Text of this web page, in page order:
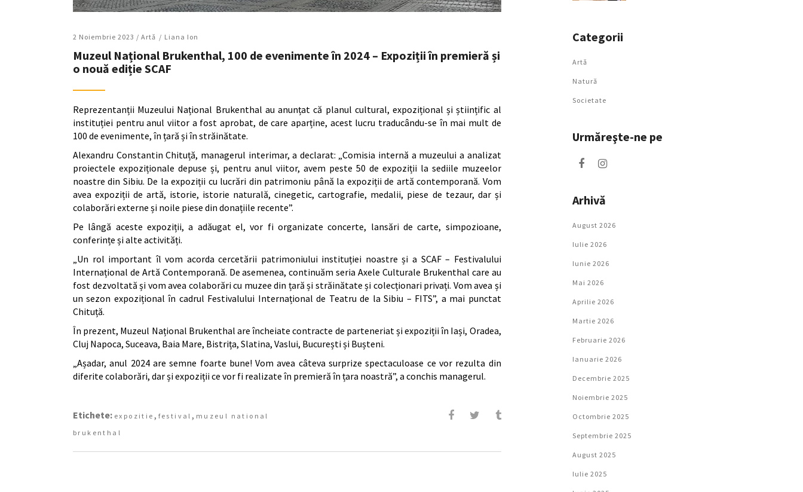
2 Noiembrie 2023 / Artǎ Liana Ion
Muzeul Național Brukenthal, 100 de evenimente în 2024 – Expoziții în premieră și
o nouă ediție SCAF
Reprezentanții Muzeului Național Brukenthal au anunțat că planul cultural, expozițional și științific al
instituției pentru anul viitor a fost aprobat, de care aparține, acest lucru traducându-se în mai mult de
100 de evenimente, în țară și în străinătate.
Alexandru Constantin Chituță, managerul interimar, a declarat: „Comisia internă a muzeului a analizat
proiectele expoziționale depuse și, pentru anul viitor, avem peste 50 de expoziții la sediile muzeelor
noastre din Sibiu. De la expoziții cu lucrări din patrimoniu până la expoziții de artă contemporană. Vom
avea expoziții de artă, istorie, istorie naturală, cinegetic, cartografie, medalii, piese de tezaur, dar și
colaborări externe și noile piese din donațiile recente”.
Pe lângă aceste expoziții, a adăugat el, vor fi organizate concerte, lansări de carte, simpozioane,
conferințe și alte activități.
„Un rol important îl vom acorda cercetării patrimoniului instituției noastre și a SCAF – Festivalului
Internațional de Artă Contemporană. De asemenea, continuăm seria Axele Culturale Brukenthal care au
fost dezvoltată și vom avea colaborări cu muzee din țară și străinătate și colecționari privați. Vom avea și
un sezon expozițional în cadrul Festivalului Internațional de Teatru de la Sibiu – FITS”, a mai punctat
Chituță.
În prezent, Muzeul Național Brukenthal are încheiate contracte de parteneriat și expoziții în Iași, Oradea,
Cluj Napoca, Suceava, Baia Mare, Bistrița, Slatina, Vaslui, București și Bușteni.
„Așadar, anul 2024 are semne foarte bune! Vom avea câteva surprize spectaculoase ce vor rezulta din
diferite colaborări, dar și expoziții ce vor fi realizate în premieră în țara noastră”, a conchis managerul.
Etichete: expozitie , festival , muzeul national
brukenthal
Categorii
Artǎ
Natură
Societate
Urmăreşte-ne pe
Arhivă
August 2026
Iulie 2026
Iunie 2026
Mai 2026
Aprilie 2026
Martie 2026
Februarie 2026
Ianuarie 2026
Decembrie 2025
Noiembrie 2025
Octombrie 2025
Septembrie 2025
August 2025
Iulie 2025